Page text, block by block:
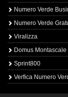
Numero Verde
Numero Verde
Viralizza
Domus Montascale
Sprint800
Verfica Numero